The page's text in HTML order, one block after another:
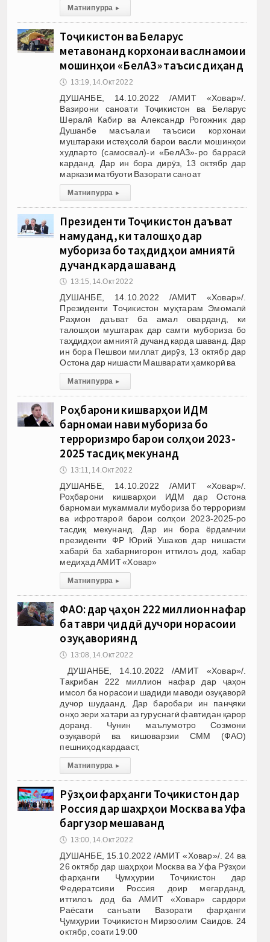
Матни пурра ▸
Тоҷикистон ва Беларус
метавонанд корхонаи васлнамоии
мошинҳои «БелАЗ» таъсис диҳанд
🕔 13:19, 14.Окт 2022
ДУШАНБЕ, 14.10.2022 /АМИТ «Ховар»/.
Вазирони саноати Тоҷикистон ва Беларус
Шералӣ Кабир ва Александр Рогожник дар
Душанбе масъалаи таъсиси корхонаи
муштараки истеҳсолӣ барои васли мошинҳои
худпарто (самосвал)-и «БелАЗ»-ро баррасӣ
карданд. Дар ин бора дирӯз, 13 октябр дар
маркази матбуоти Вазорати саноат
Матни пурра ▸
Президенти Тоҷикистон даъват
намуданд, ки талошҳо дар
мубориза бо таҳдидҳои амниятӣ
дучанд карда шаванд
🕔 13:15, 14.Окт 2022
ДУШАНБЕ, 14.10.2022 /АМИТ «Ховар»/.
Президенти Тоҷикистон муҳтарам Эмомалӣ
Раҳмон даъват ба амал оварданд, ки
талошҳои муштарак дар самти мубориза бо
таҳдидҳои амниятӣ дучанд карда шаванд. Дар
ин бора Пешвои миллат дирӯз, 13 октябр дар
Остона дар нишасти Машварати ҳамкорӣ ва
Матни пурра ▸
Роҳбарони кишварҳои ИДМ
барномаи нави мубориза бо
терроризмро барои солҳои 2023-
2025 тасдиқ мекунанд
🕔 13:11, 14.Окт 2022
ДУШАНБЕ, 14.10.2022 /АМИТ «Ховар»/.
Роҳбарони кишварҳои ИДМ дар Остона
барномаи мукаммали мубориза бо терроризм
ва ифротгароӣ барои солҳои 2023-2025-ро
тасдиқ мекунанд. Дар ин бора ёрдамчии
президенти ФР Юрий Ушаков дар нишасти
хабарӣ ба хабарнигорон иттилоъ дод, хабар
медиҳад АМИТ «Ховар»
Матни пурра ▸
ФАО: дар ҷаҳон 222 миллион нафар
ба таври ҷиддӣ дучори норасоии
озуқавориянд
🕔 13:08, 14.Окт 2022
ДУШАНБЕ, 14.10.2022 /АМИТ «Ховар»/.
Тақрибан 222 миллион нафар дар ҷаҳон
имсол ба норасоии шадиди маводи озуқаворӣ
дучор шудаанд. Дар баробари ин панҷяки
онҳо зери хатари аз гуруснагӣ фавтидан қарор
доранд. Чунин маълумотро Созмони
озуқаворӣ ва кишоварзии СММ (ФАО)
пешниҳод кардааст,
Матни пурра ▸
Рӯзҳои фарҳанги Тоҷикистон дар
Россия дар шаҳрҳои Москва ва Уфа
баргузор мешаванд
🕔 13:00, 14.Окт 2022
ДУШАНБЕ, 15.10.2022 /АМИТ «Ховар»/. 24 ва
26 октябр дар шаҳрҳои Москва ва Уфа Рӯзҳои
фарҳанги Ҷумҳурии Тоҷикистон дар
Федератсияи Россия доир мегарданд,
иттилоъ дод ба АМИТ «Ховар» сардори
Раёсати санъати Вазорати фарҳанги
Ҷумҳурии Тоҷикистон Мирзоолим Саидов. 24
октябр, соати 19:00